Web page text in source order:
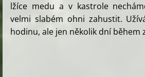
lžíce medu a v kastrole
velmi slabém ohni zahustit.
hodinu, ale jen několik dní během